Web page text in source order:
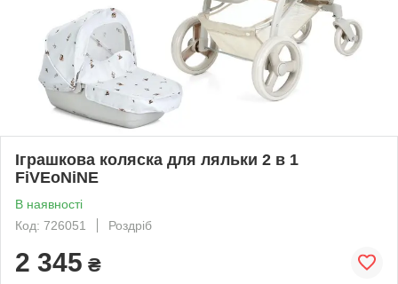
Іграшкова коляска для ляльки 2 в 1
FiVEoNiNE
В наявності
Код: 726051
Роздріб
2 345 ₴